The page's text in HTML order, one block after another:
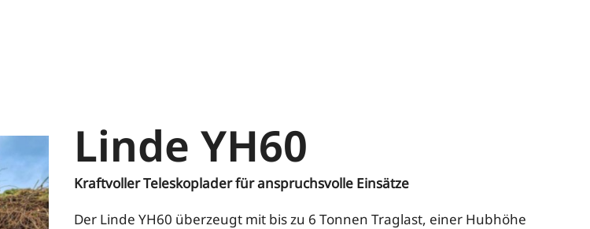
Linde YH60
Kraftvoller Teleskoplader für anspruchsvolle Einsätze
Der Linde YH60 überzeugt mit bis zu 6 Tonnen Traglast, einer Hubhöhe